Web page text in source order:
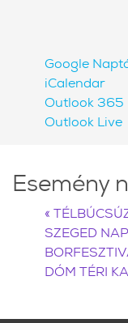
Google
iCalendar
Outlook 365
Outlook Live
Esemény
«
SZEGED
DÓM TÉRI